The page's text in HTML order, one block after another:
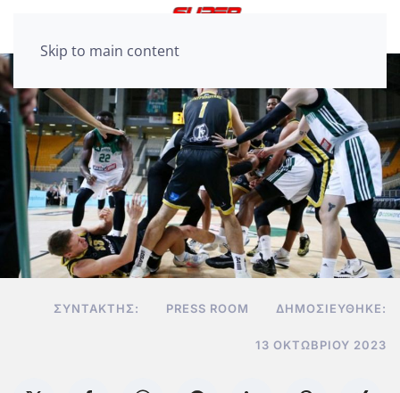
Skip to main content
ΣΥΝΤΆΚΤΗΣ: PRESS ROOM ΔΗΜΟΣΙΕΎΘΗΚΕ:
13 ΟΚΤΩΒΡΊΟΥ 2023